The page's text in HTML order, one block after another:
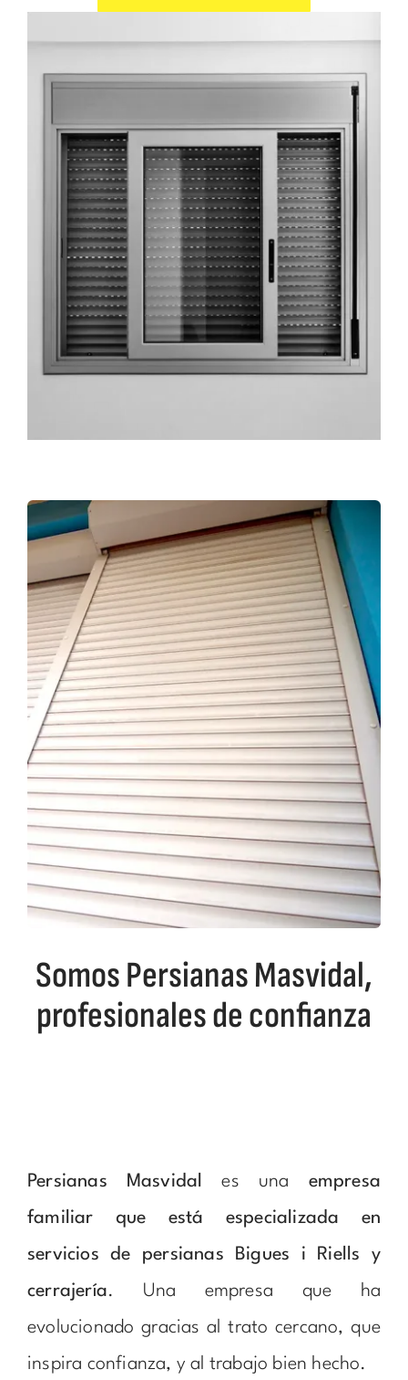
Somos Persianas Masvidal,
profesionales de confianza
Persianas Masvidal es una empresa
familiar que está especializada en
servicios de persianas Bigues i Riells y
cerrajería. Una empresa que ha
evolucionado gracias al trato cercano, que
inspira confianza, y al trabajo bien hecho.